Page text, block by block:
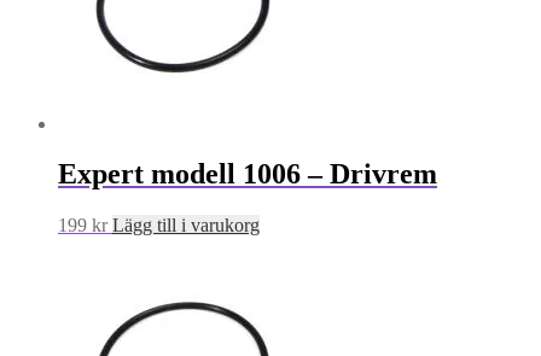
Expert modell 1006 – Drivrem
199 kr Lägg till i varukorg